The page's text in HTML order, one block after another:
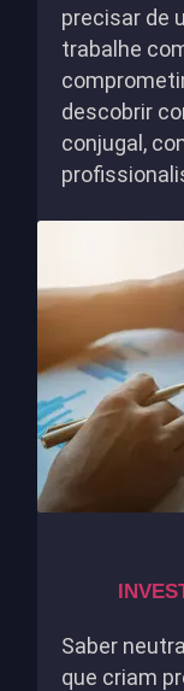
precisar de
trabalhe
descobrir
conjugal,
Saber
que criam